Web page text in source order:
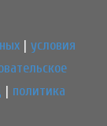
| условия
| политика